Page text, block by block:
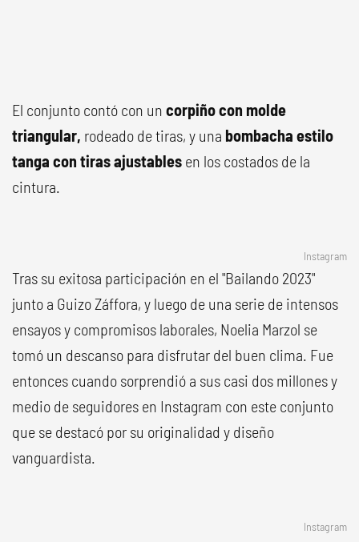
El conjunto contó con un corpiño con molde
triangular, rodeado de tiras, y una bombacha estilo
tanga con tiras ajustables en los costados de la
cintura.
Instagram
Tras su exitosa participación en el "Bailando 2023"
junto a Guizo Záffora, y luego de una serie de intensos
ensayos y compromisos laborales, Noelia Marzol se
tomó un descanso para disfrutar del buen clima. Fue
entonces cuando sorprendió a sus casi dos millones y
medio de seguidores en Instagram con este conjunto
que se destacó por su originalidad y diseño
vanguardista.
Instagram